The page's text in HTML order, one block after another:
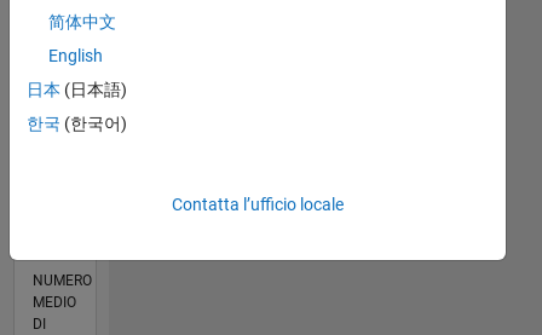
L
08/20
04/21
12/21
08/22
04/23
12/23
08/24
04/25
12/25
08/26
05/21
02/22
11/22
08/23
05/24
02/25
11/25
06/21
04/22
02/23
10/24
08/25
06/26
CRONOLOGIA
NUMERO
MEDIO
DI
简体中文
English
日本 (日本語)
한국 (한국어)
Contatta l’ufficio locale